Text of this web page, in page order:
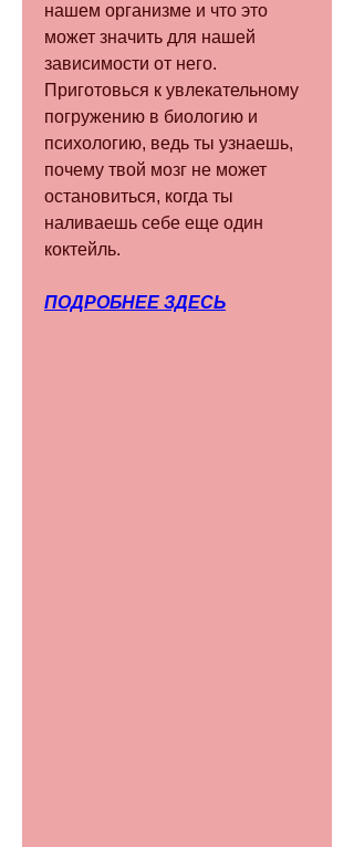
нашем организме и что это
может значить для нашей
зависимости от него.
Приготовься к увлекательному
погружению в биологию и
психологию, ведь ты узнаешь,
почему твой мозг не может
остановиться, когда ты
наливаешь себе еще один
коктейль.
ПОДРОБНЕЕ ЗДЕСЬ